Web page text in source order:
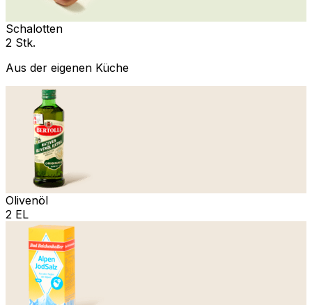
Schalotten
2 Stk.
Aus der eigenen Küche
Olivenöl
2 EL